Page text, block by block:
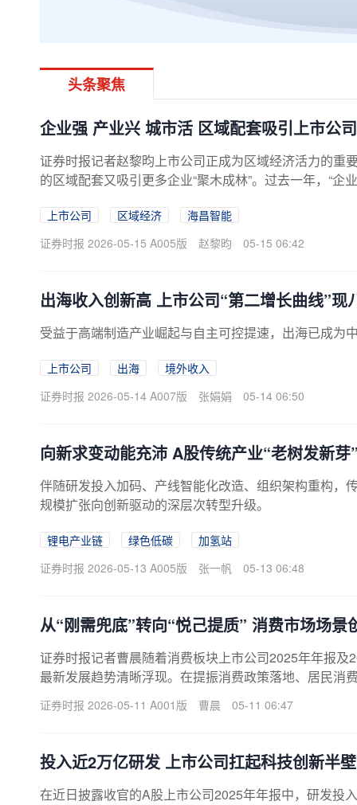
头条聚焦
企业强 产业兴 城市活 区域配套吸引上市公
证券时报记者赵黎昀上市公司正成为区域经济活力的重
的区域配套又吸引更多企业“聚木成林”。过去一年，“
上市公司 区域经济
海昌智能
证券时报 2026-05-15 A005版
赵黎昀 05-15 06:42
出海收入创新高 上市公司“第二增长曲线”现
受益于高端制造产业崛起与自主可控提速，出海已成为
上市公司 出海
境外收入
证券时报 2026-05-14 A007版
张娟娟 05-14 06:50
向新求变动能充沛 A股传统产业“老树发新芽
伴随研发投入加码、产线智能化改造、组织架构重构，
规模扩张向创新驱动的深层次转型升级。
锂电产业链 绿色低碳
加氢站
证券时报 2026-05-13 A005版
张一帆 05-13 06:48
从“刚需兜底”转向“悦己提质” 消费市场场景
证券时报记者曹晨随着消费板块上市公司2025年年报
最新发展趋势清晰浮现。在提振消费政策落地、居民消
证券时报 2026-05-11 A001版 曹晨 05-11 06:47
投入近2万亿研发 上市公司扛起科技创新半
在近日披露收官的A股上市公司2025年年报中，研发投